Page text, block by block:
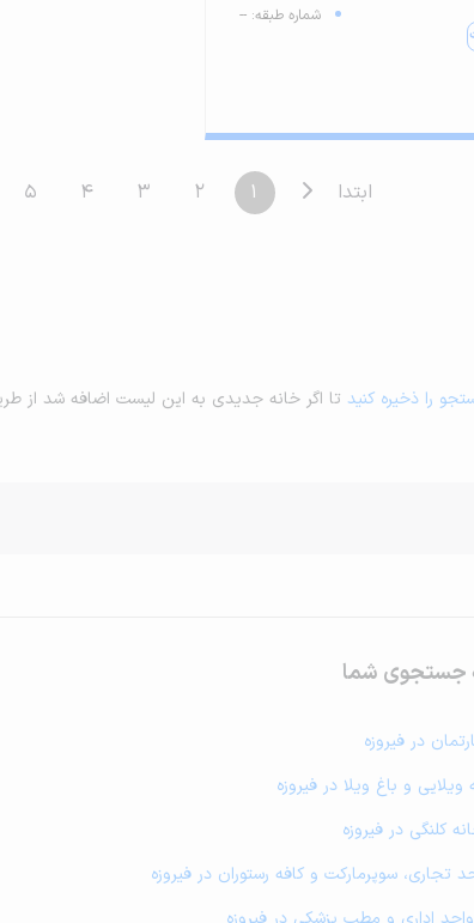
شماره طبقه: --
ابتدا 1
2
3
4
5
را ذخیره کنید تا اگر خانه جدیدی به این لیست اضافه شد از
جستجوی شما
در فیروزه
ویلایی و باغ ویلا در فیروزه
کلنگی در فیروزه
تجاری، سوپرمارکت و کافه رستوران در فیروزه